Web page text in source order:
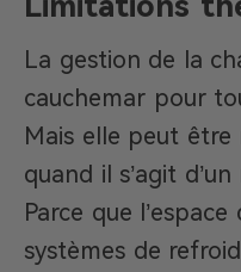
La gestion de la
cauchemar pour
Mais elle peut être
quand il s’agit
Parce que
systèmes de